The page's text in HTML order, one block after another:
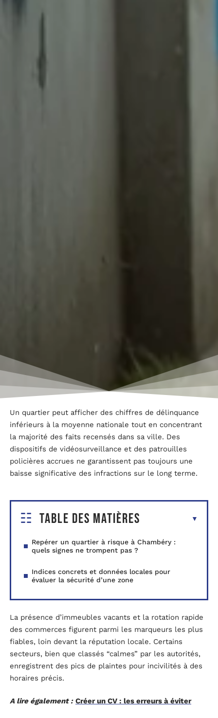
Un quartier peut afficher des chiffres de délinquance
inférieurs à la moyenne nationale tout en concentrant
la majorité des faits recensés dans sa ville. Des
dispositifs de vidéosurveillance et des patrouilles
policières accrues ne garantissent pas toujours une
baisse significative des infractions sur le long terme.
Table des matières
Repérer un quartier à risque à Chambéry :
quels signes ne trompent pas ?
Indices concrets et données locales pour
évaluer la sécurité d’une zone
La présence d’immeubles vacants et la rotation rapide
des commerces figurent parmi les marqueurs les plus
fiables, loin devant la réputation locale. Certains
secteurs, bien que classés “calmes” par les autorités,
enregistrent des pics de plaintes pour incivilités à des
horaires précis.
A lire également : Créer un CV : les erreurs à éviter